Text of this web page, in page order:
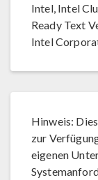
Intel, Intel
Ready Text
Intel
Hinweis:
zur
eigenen